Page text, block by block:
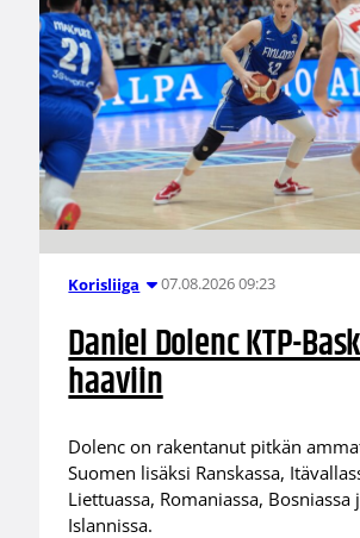
Korisliiga 07.08.2026 09:23
Daniel Dolenc KTP-
haaviin
Dolenc on rakentanut pitkän
Suomen lisäksi Ranskassa,
Liettuassa, Romaniassa, Bosniassa
Islannissa.